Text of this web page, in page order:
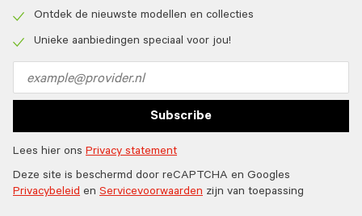
icon
icon
Ontdek de nieuwste modellen en collecties
Unieke aanbiedingen speciaal voor jou!
address
Subscribe
Lees hier ons Privacy statement
Deze site is beschermd door reCAPTCHA en Googles
Privacybeleid en Servicevoorwaarden zijn van toepassing